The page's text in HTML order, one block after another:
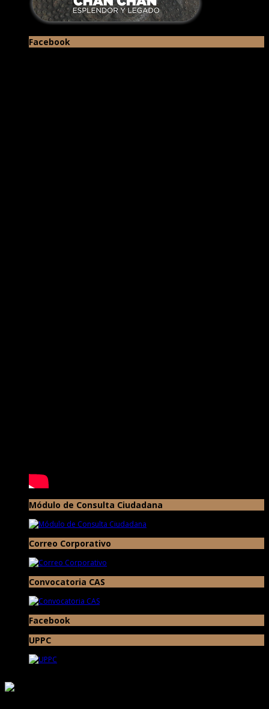
Facebook
Módulo de Consulta Ciudadana
Correo Corporativo
Convocatoria CAS
Facebook
UPPC